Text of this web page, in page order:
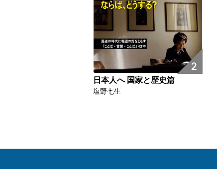
2
日本人へ 国家と歴史篇
塩野七生